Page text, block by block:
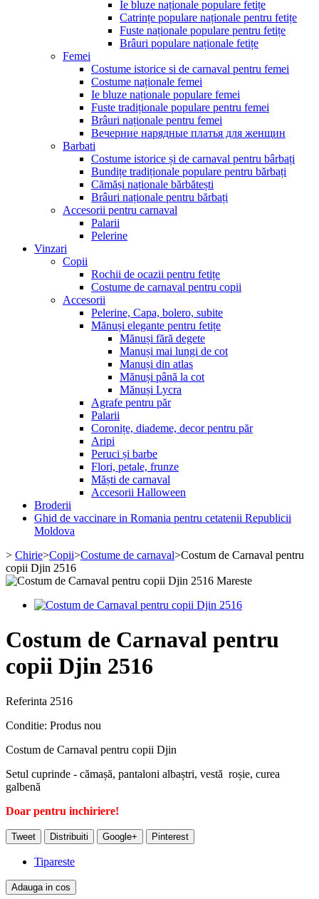
Ie bluze naționale populare fetițe
Catrințe populare naționale pentru fetițe
Fuste naționale populare pentru fetițe
Brâuri populare naționale fetițe
Femei
Costume istorice si de carnaval pentru femei
Costume naționale femei
Ie bluze naționale populare femei
Fuste tradiționale populare pentru femei
Brâuri naționale pentru femei
Вечерние нарядные платья для женщин
Barbati
Costume istorice și de carnaval pentru bârbați
Bundițe tradiționale populare pentru bărbați
Cămăși naționale bărbătești
Brâuri naționale pentru bărbați
Accesorii pentru carnaval
Palarii
Pelerine
Vinzari
Copii
Rochii de ocazii pentru fetițe
Costume de carnaval pentru copii
Accesorii
Pelerine, Capa, bolero, subite
Mănuși elegante pentru fetițe
Mănuși fără degete
Manuși mai lungi de cot
Manuși din atlas
Mănuși până la cot
Mănuși Lycra
Agrafe pentru păr
Palarii
Coronițe, diademe, decor pentru păr
Aripi
Peruci și barbe
Flori, petale, frunze
Măști de carnaval
Accesorii Halloween
Broderii
Ghid de vaccinare in Romania pentru cetatenii Republicii
Moldova
> Chirie>Copii>Costume de carnaval>Costum de Carnaval pentru
copii Djin 2516
Mareste
Costum de Carnaval pentru
copii Djin 2516
Referinta 2516
Conditie: Produs nou
Costum de Carnaval pentru copii Djin
Setul cuprinde - cămașă, pantaloni albaștri, vestă roșie, curea
galbenă
Doar pentru inchiriere!
Tweet Distribuiti Google+ Pinterest
Tipareste
Adauga in cos